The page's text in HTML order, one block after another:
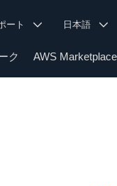
ート 日本語
ク AWS Marketplace